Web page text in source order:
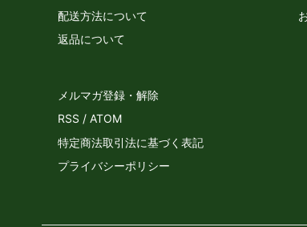
配送方法について
返品について
メルマガ登録・解除
RSS / ATOM
特定商法取引法に基づく表記
プライバシーポリシー